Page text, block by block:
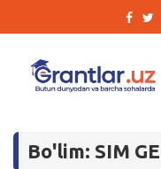
Tanlovlar
Bo'lim: SIM GE